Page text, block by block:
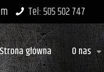
Tel: 505 502 747
Strona główna O nas